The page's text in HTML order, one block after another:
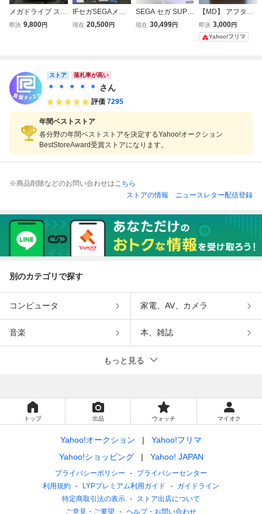
メガドライブ スー
パー32Xソフト ア
D AFTER BURNE
R COMPLETE
即決 9,800円
IFセガSEGAメガ
ドライブMEGA D
R DELUXEアフタ
ーバーナージャン
ク当時もの
現在 20,500円
SEGA セガ SUPE
R 32X スーパー32
現在 30,499円
【MD】 アフター
バーナー コンプリ
ート 【32X】箱の
み
即決 3,000円
Yahoo!フリマ
ストア 落札率が高い
＊ ＊ ＊ ＊ ＊ さん
評価 7295
年間ベストストア
各分野の年間ベストストアを決定するYahoo!オークション
BestStoreAward受賞ストアになります。
※商品削除などのお問い合わせはこちら
ストアの情報
ニュースレター配信登録
別のカテゴリで探す
コンピュータ 家電、AV、カメラ
音楽 本、雑誌
もっと見る
トップ 出品 ウォッチ マイオク
Yahoo!オークション
Yahoo!フリマ
Yahoo!ショッピング
Yahoo! JAPAN
プライバシーポリシー
プライバシーセンター
利用規約
LYPプレミアム利用ガイド
ガイドライン
特定商取引法の表示
ストア出店について
ご意見・ご要望
ヘルプ・お問い合わせ